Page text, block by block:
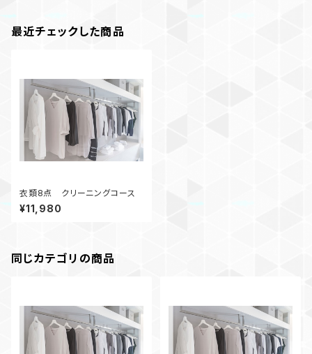
最近チェックした商品
衣類8点 クリーニングコース
¥11,980
同じカテゴリの商品